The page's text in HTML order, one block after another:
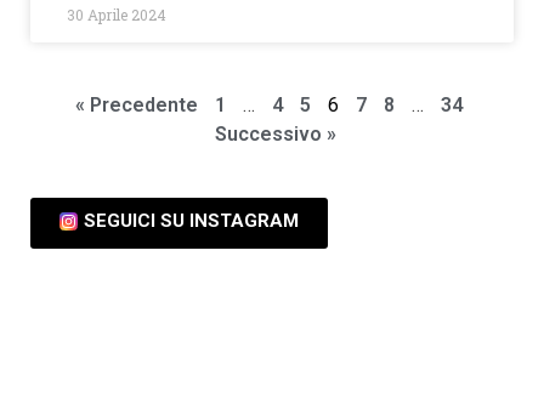
30 Aprile 2024
« Precedente 1 … 4 5 6 7 8 …
34
Successivo »
SEGUICI SU INSTAGRAM